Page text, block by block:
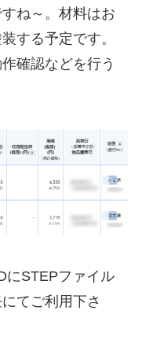
ね～。材料はお
する予定です。
確認などを行う
にSTEPファイル
てご利用下さ